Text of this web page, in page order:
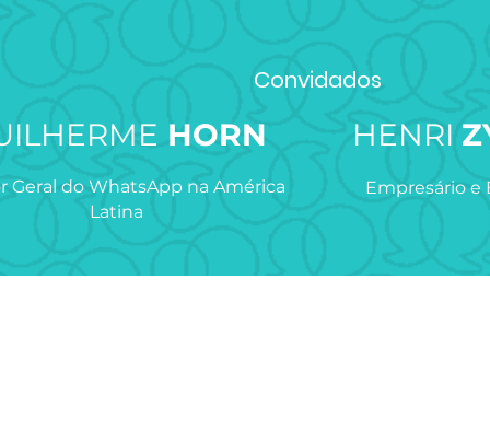
Convidados
HENRI
HORN
Geral do WhatsApp na América
Latina
Empresário e